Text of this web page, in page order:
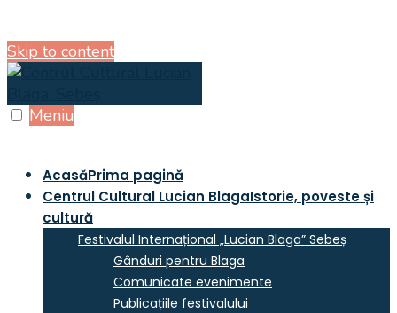
Skip to content
Meniu
AcasăPrima pagină
Centrul Cultural Lucian BlagaIstorie, poveste și
cultură
Festivalul Internațional „Lucian Blaga” Sebeș
Gânduri pentru Blaga
Comunicate evenimente
Publicațiile festivalului